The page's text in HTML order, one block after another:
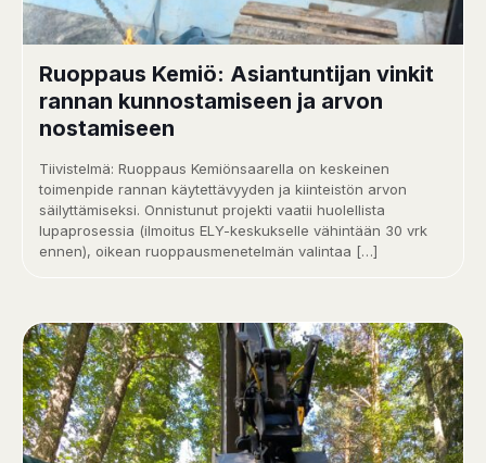
Ruoppaus Kemiö: Asiantuntijan vinkit
rannan kunnostamiseen ja arvon
nostamiseen
Tiivistelmä: Ruoppaus Kemiönsaarella on keskeinen
toimenpide rannan käytettävyyden ja kiinteistön arvon
säilyttämiseksi. Onnistunut projekti vaatii huolellista
lupaprosessia (ilmoitus ELY-keskukselle vähintään 30 vrk
ennen), oikean ruoppausmenetelmän valintaa […]